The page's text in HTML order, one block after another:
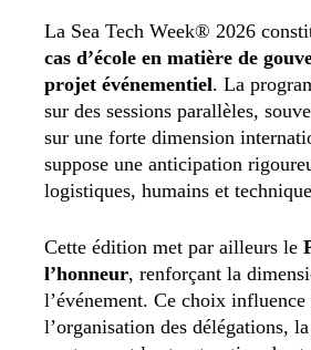
La Sea Tech Week® 2026
cas d’école en matière de
projet événementiel. La
sur des sessions parallèles,
sur une forte dimension
suppose une anticipation
logistiques, humains et
Cette édition met par ailleurs le
l’honneur, renforçant la
l’événement. Ce choix
l’organisation des délégations,